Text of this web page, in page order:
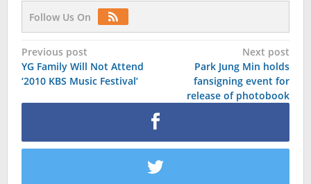
Follow Us On
Post
navigation
Previous post
YG Family Will Not Attend
‘2010 KBS Music Festival’
Next post
Park Jung Min holds
fansigning event for
release of photobook